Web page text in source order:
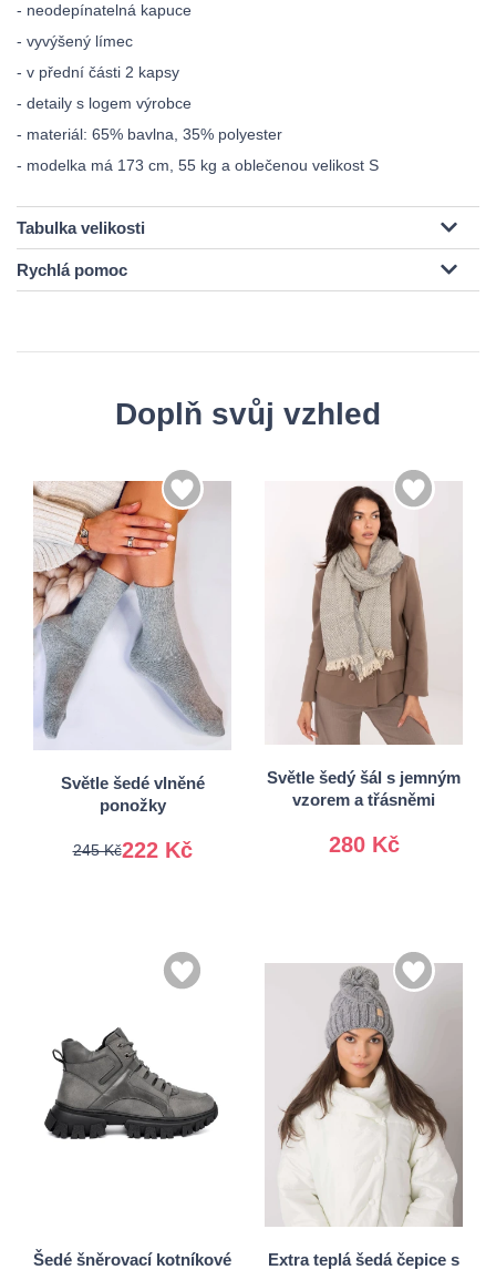
- neodepínatelná kapuce
- vyvýšený límec
- v přední části 2 kapsy
- detaily s logem výrobce
- materiál: 65% bavlna, 35% polyester
- modelka má 173 cm, 55 kg a oblečenou velikost S
Tabulka velikosti
Rychlá pomoc
Doplň svůj vzhled
Světle šedé vlněné
ponožky
222 Kč
245 Kč
38-41.
Světle šedý šál s jemným
vzorem a třásněmi
280 Kč
Univerzální
Šedé šněrovací kotníkové
36 37
Extra teplá šedá čepice s
Univerzální